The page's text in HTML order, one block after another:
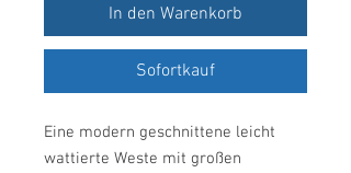
In den Warenkorb
Sofortkauf
Eine modern geschnittene leicht
wattierte Weste mit großen